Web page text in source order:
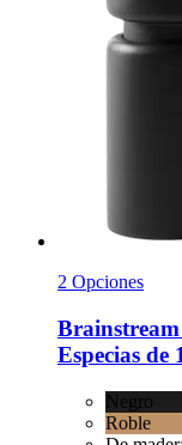
2 Opciones
Brainstream
Especias de
Negro
Roble